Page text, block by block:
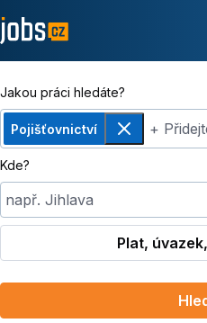
Jakou práci hledáte?
Pojišťovnictví
Odebrat
+
Kde?
např. Jihlava
Plat,